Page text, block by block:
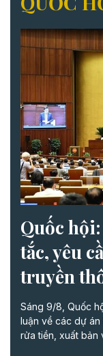
Quốc
tắc, yêu
truyền
Sáng 9/8, Quốc
luận về các dự
rửa tiền, xuất bản